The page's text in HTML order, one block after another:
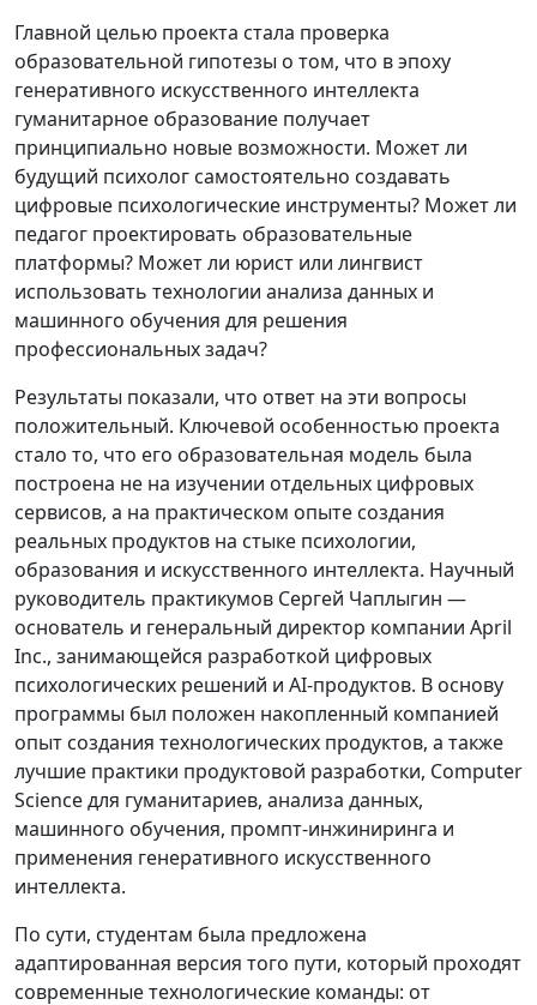
Главной целью проекта стала проверка
образовательной гипотезы о том, что в эпоху
генеративного искусственного интеллекта
гуманитарное образование получает
принципиально новые возможности. Может ли
будущий психолог самостоятельно создавать
цифровые психологические инструменты? Может ли
педагог проектировать образовательные
платформы? Может ли юрист или лингвист
использовать технологии анализа данных и
машинного обучения для решения
профессиональных задач?
Результаты показали, что ответ на эти вопросы
положительный. Ключевой особенностью проекта
стало то, что его образовательная модель была
построена не на изучении отдельных цифровых
сервисов, а на практическом опыте создания
реальных продуктов на стыке психологии,
образования и искусственного интеллекта. Научный
руководитель практикумов Сергей Чаплыгин —
основатель и генеральный директор компании April
Inc., занимающейся разработкой цифровых
психологических решений и AI-продуктов. В основу
программы был положен накопленный компанией
опыт создания технологических продуктов, а также
лучшие практики продуктовой разработки, Computer
Science для гуманитариев, анализа данных,
машинного обучения, промпт-инжиниринга и
применения генеративного искусственного
интеллекта.
По сути, студентам была предложена
адаптированная версия того пути, который проходят
современные технологические команды: от